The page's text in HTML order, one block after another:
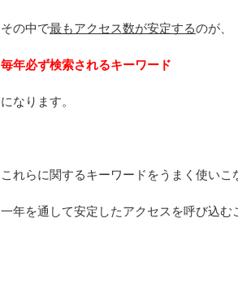
その中で最もアクセス数が安定するのが、
毎年必ず検索されるキーワード
になります。
これらに関するキーワードをうまく使いこ
一年を通して安定したアクセスを呼び込む